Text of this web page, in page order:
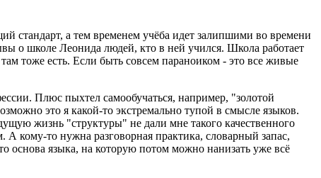
стандарт, а тем временем учёба идет залипшими во времени
о школе Леонида людей, кто в ней учился. Школа работает
тоже есть. Если быть совсем параноиком - это все живые
Плюс пыхтел самообучаться, например, "золотой
это я какой-то экстремально тупой в смысле языков.
жизнь "структуры" не дали мне такого качественного
кому-то нужна разговорная практика, словарный запас,
основа языка, на которую потом можно нанизать уже всё